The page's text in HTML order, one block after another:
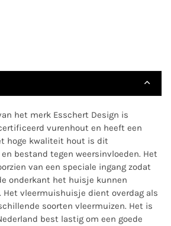
het merk Esschert Design is
vurenhout en heeft een
hoge kwaliteit hout is dit
bestand tegen weersinvloeden. Het
van een speciale ingang zodat
onderkant het huisje kunnen
Het vleermuishuisje dient overdag als
soorten vleermuizen. Het is
best lastig om een goede